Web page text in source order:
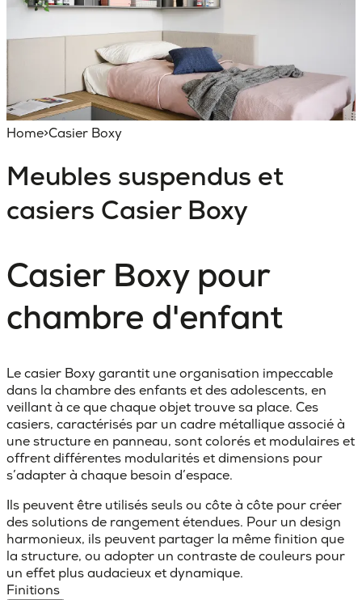
Home>Casier Boxy
Meubles suspendus et
casiers Casier Boxy
Casier Boxy pour
chambre d'enfant
Le casier Boxy garantit une organisation impeccable
dans la chambre des enfants et des adolescents, en
veillant à ce que chaque objet trouve sa place. Ces
casiers, caractérisés par un cadre métallique associé à
une structure en panneau, sont colorés et modulaires et
offrent différentes modularités et dimensions pour
s’adapter à chaque besoin d’espace.
Ils peuvent être utilisés seuls ou côte à côte pour créer
des solutions de rangement étendues. Pour un design
harmonieux, ils peuvent partager la même finition que
la structure, ou adopter un contraste de couleurs pour
un effet plus audacieux et dynamique.
Finitions